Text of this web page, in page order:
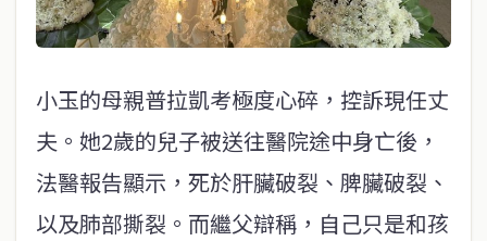
小玉的母親普拉凱考極度心碎，控訴現任丈
夫。她2歲的兒子被送往醫院途中身亡後，
法醫報告顯示，死於肝臟破裂、脾臟破裂、
以及肺部撕裂。而繼父辯稱，自己只是和孩